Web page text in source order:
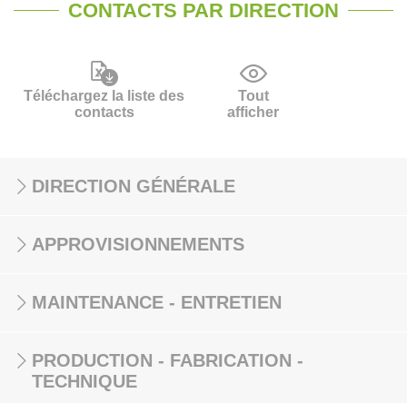
CONTACTS PAR DIRECTION
Téléchargez la liste des
contacts
Tout
afficher
DIRECTION GÉNÉRALE
APPROVISIONNEMENTS
MAINTENANCE - ENTRETIEN
PRODUCTION - FABRICATION -
TECHNIQUE